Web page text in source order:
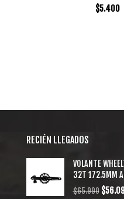
$5.400
RECIÉN LLEGADOS
VOLANTE
32T 172.5MM
$65.990 $